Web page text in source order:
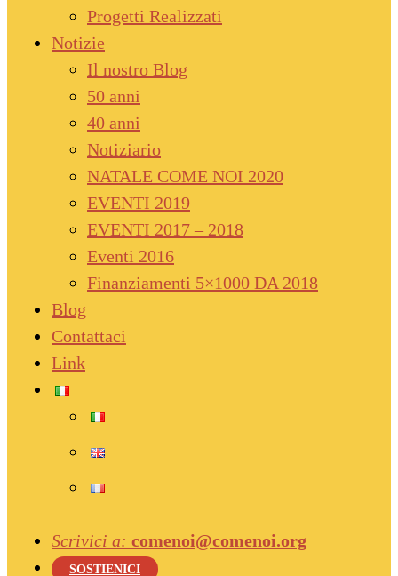
Progetti Realizzati
Notizie
Il nostro Blog
50 anni
40 anni
Notiziario
NATALE COME NOI 2020
EVENTI 2019
EVENTI 2017 – 2018
Eventi 2016
Finanziamenti 5×1000 DA 2018
Blog
Contattaci
Link
Scrivici a: comenoi@comenoi.org
SOSTIENICI